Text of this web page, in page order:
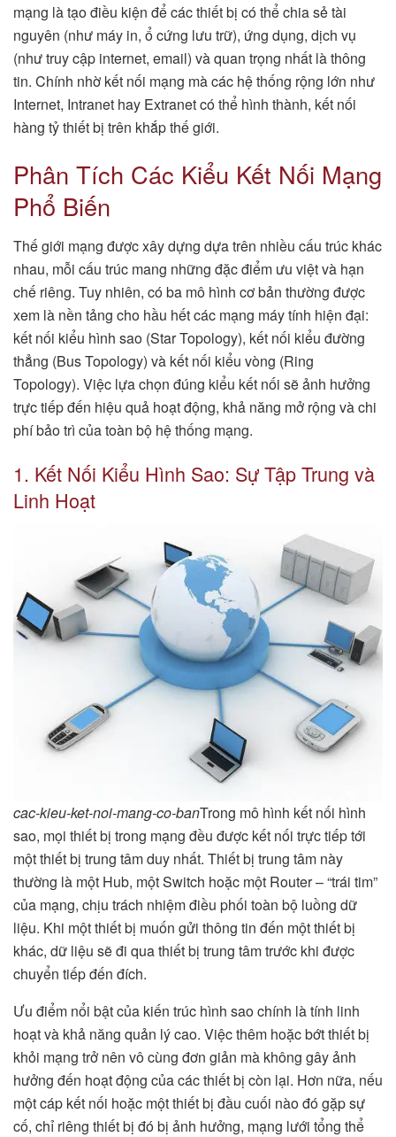
mạng là tạo điều kiện để các thiết bị có thể chia sẻ tài
nguyên (như máy in, ổ cứng lưu trữ), ứng dụng, dịch vụ
(như truy cập internet, email) và quan trọng nhất là thông
tin. Chính nhờ kết nối mạng mà các hệ thống rộng lớn như
Internet, Intranet hay Extranet có thể hình thành, kết nối
hàng tỷ thiết bị trên khắp thế giới.
Phân Tích Các Kiểu Kết Nối Mạng
Phổ Biến
Thế giới mạng được xây dựng dựa trên nhiều cấu trúc khác
nhau, mỗi cấu trúc mang những đặc điểm ưu việt và hạn
chế riêng. Tuy nhiên, có ba mô hình cơ bản thường được
xem là nền tảng cho hầu hết các mạng máy tính hiện đại:
kết nối kiểu hình sao (Star Topology), kết nối kiểu đường
thẳng (Bus Topology) và kết nối kiểu vòng (Ring
Topology). Việc lựa chọn đúng kiểu kết nối sẽ ảnh hưởng
trực tiếp đến hiệu quả hoạt động, khả năng mở rộng và chi
phí bảo trì của toàn bộ hệ thống mạng.
1. Kết Nối Kiểu Hình Sao: Sự Tập Trung và
Linh Hoạt
cac-kieu-ket-noi-mang-co-banTrong mô hình kết nối hình
sao, mọi thiết bị trong mạng đều được kết nối trực tiếp tới
một thiết bị trung tâm duy nhất. Thiết bị trung tâm này
thường là một Hub, một Switch hoặc một Router – “trái tim”
của mạng, chịu trách nhiệm điều phối toàn bộ luồng dữ
liệu. Khi một thiết bị muốn gửi thông tin đến một thiết bị
khác, dữ liệu sẽ đi qua thiết bị trung tâm trước khi được
chuyển tiếp đến đích.
Ưu điểm nổi bật của kiến trúc hình sao chính là tính linh
hoạt và khả năng quản lý cao. Việc thêm hoặc bớt thiết bị
khỏi mạng trở nên vô cùng đơn giản mà không gây ảnh
hưởng đến hoạt động của các thiết bị còn lại. Hơn nữa, nếu
một cáp kết nối hoặc một thiết bị đầu cuối nào đó gặp sự
cố, chỉ riêng thiết bị đó bị ảnh hưởng, mạng lưới tổng thể